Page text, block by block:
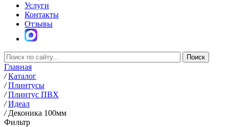
Услуги
Контакты
Отзывы
Главная
/ Каталог
/ Плинтусы
/ Плинтус ПВХ
/ Идеал
/ Деконика 100мм
Фильтр